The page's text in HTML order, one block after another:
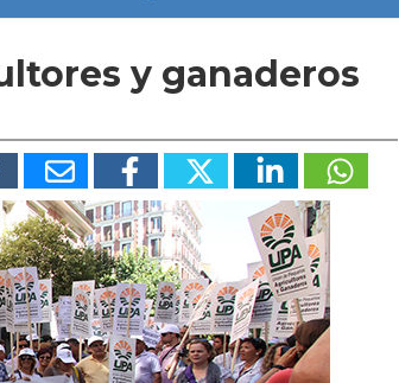
y ganaderos